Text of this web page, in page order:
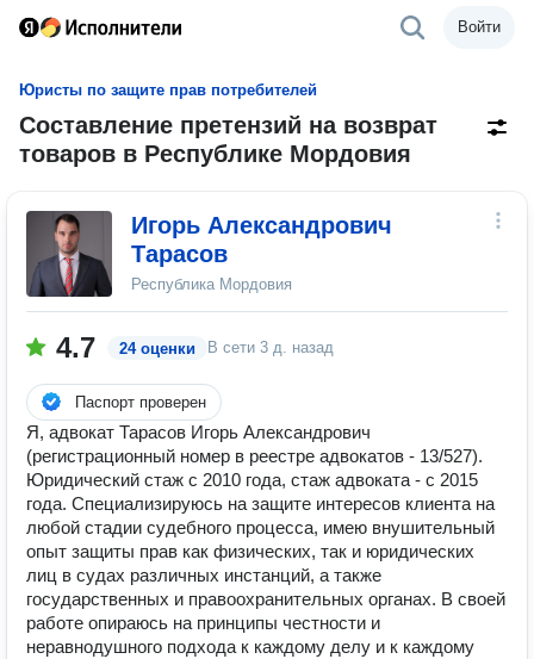
Войти
Юристы по защите прав потребителей
Составление претензий на возврат
товаров в Республике Мордовия
Игорь Александрович
Тарасов
Республика Мордовия
4.7 24 оценки В сети 3 д. назад
Паспорт проверен
Я, адвокат Тарасов Игорь Александрович
(регистрационный номер в реестре адвокатов - 13/527).
Юридический стаж с 2010 года, стаж адвоката - с 2015
года. Специализируюсь на защите интересов клиента на
любой стадии судебного процесса, имею внушительный
опыт защиты прав как физических, так и юридических
лиц в судах различных инстанций, а также
государственных и правоохранительных органах. В своей
работе опираюсь на принципы честности и
неравнодушного подхода к каждому делу и к каждому